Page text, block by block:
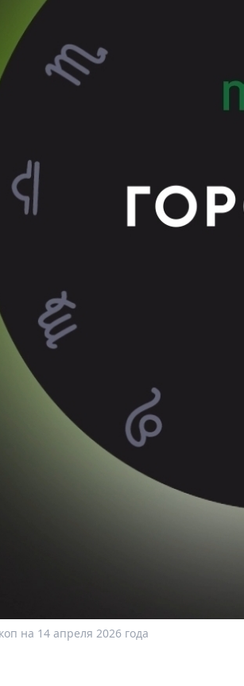
на 14 апреля 2026 года